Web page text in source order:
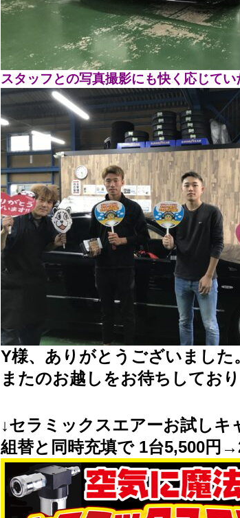
スタッフとの写真撮影にも快く応じてい
Y様、ありがとうございました
またのお越しをお待ちしており
↓セラミックスエアーお試しキ
組替と同時充填で 1台5,500円